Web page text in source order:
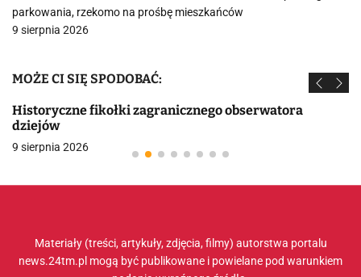
parkowania, rzekomo na prośbę mieszkańców
9 sierpnia 2026
MOŻE CI SIĘ SPODOBAĆ:
Historyczne fikołki zagranicznego obserwatora
dziejów
9 sierpnia 2026
Materiały (treści, artykuły, zdjęcia, filmy) autorstwa portalu
news.24tm.pl mogą być publikowane i powielane pod warunkiem